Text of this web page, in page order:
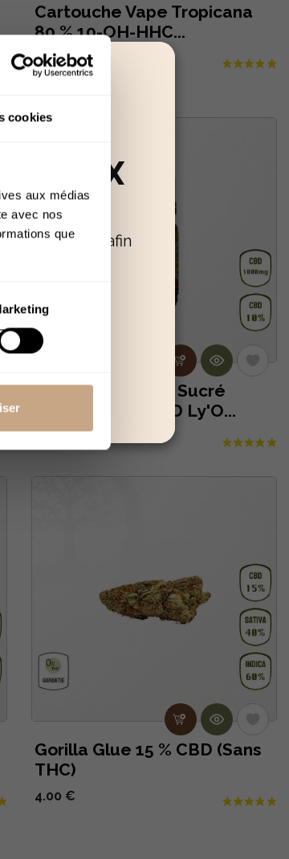
cookies
aux médias
avec nos
que
AUX
votre âge afin
Cartouche Vape Tropicana
80 % 10-OH-HHC...
19,90 €
E-Liquide Nuage Sucré
1000mg 10 % CBD Ly'O...
19,90 €
Gorilla Glue 15 % CBD (Sans
THC)
4.00 €